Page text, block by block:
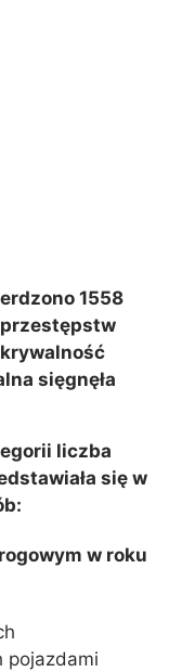
1558
sięgnęła
liczba
się w
w roku
pojazdami